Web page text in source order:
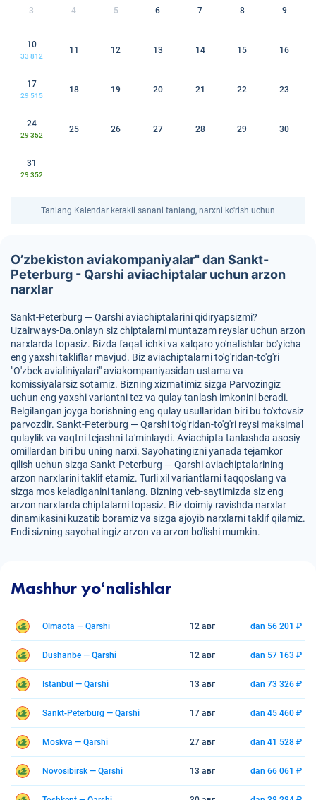
3 4 5 6 7 8 9
10
33 812
11 12 13 14 15 16
17
29 515
18 19 20 21 22 23
24
29 352
25 26 27 28 29 30
31
29 352
Tanlang Kalendar kerakli sanani tanlang, narxni ko'rish uchun
O’zbekiston aviakompaniyalar" dan Sankt-
Peterburg - Qarshi aviachiptalar uchun arzon
narxlar
Sankt-Peterburg — Qarshi aviachiptalarini qidiryapsizmi?
Uzairways-Da.onlayn siz chiptalarni muntazam reyslar uchun arzon
narxlarda topasiz. Bizda faqat ichki va xalqaro yo'nalishlar bo'yicha
eng yaxshi takliflar mavjud. Biz aviachiptalarni to'g'ridan-to'g'ri
"O'zbek avialiniyalari" aviakompaniyasidan ustama va
komissiyalarsiz sotamiz. Bizning xizmatimiz sizga Parvozingiz
uchun eng yaxshi variantni tez va qulay tanlash imkonini beradi.
Belgilangan joyga borishning eng qulay usullaridan biri bu to'xtovsiz
parvozdir. Sankt-Peterburg — Qarshi to'g'ridan-to'g'ri reysi maksimal
qulaylik va vaqtni tejashni ta'minlaydi. Aviachipta tanlashda asosiy
omillardan biri bu uning narxi. Sayohatingizni yanada tejamkor
qilish uchun sizga Sankt-Peterburg — Qarshi aviachiptalarining
arzon narxlarini taklif etamiz. Turli xil variantlarni taqqoslang va
sizga mos keladiganini tanlang. Bizning veb-saytimizda siz eng
arzon narxlarda chiptalarni topasiz. Biz doimiy ravishda narxlar
dinamikasini kuzatib boramiz va sizga ajoyib narxlarni taklif qilamiz.
Endi sizning sayohatingiz arzon va arzon bo'lishi mumkin.
Mashhur yoʻnalishlar
Olmaota — Qarshi 12 авг dan 56 201 ₽
Dushanbe — Qarshi 12 авг dan 57 163 ₽
Istanbul — Qarshi 13 авг dan 73 326 ₽
Sankt-Peterburg — Qarshi 17 авг dan 45 460 ₽
Moskva — Qarshi 27 авг dan 41 528 ₽
Novosibirsk — Qarshi 13 авг dan 66 061 ₽